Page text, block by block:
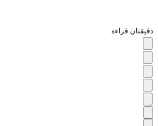
دقيقتان قراءة